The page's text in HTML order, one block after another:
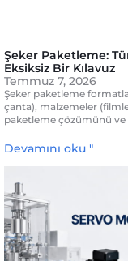
Şeker Paketleme:
Eksiksiz Bir Kılavuz
Temmuz 7, 2026
Şeker paketleme
çanta), malzemeler
paketleme çözümünü ve
Devamını oku "